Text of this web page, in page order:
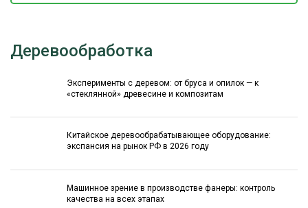
Деревообработка
Эксперименты с деревом: от бруса и опилок — к
«стеклянной» древесине и композитам
Китайское деревообрабатывающее оборудование:
экспансия на рынок РФ в 2026 году
Машинное зрение в производстве фанеры: контроль
качества на всех этапах